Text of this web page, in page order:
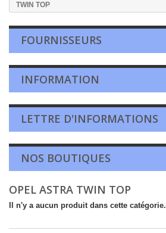
TWIN TOP
FOURNISSEURS
INFORMATION
LETTRE D'INFORMATIONS
NOS BOUTIQUES
OPEL ASTRA TWIN TOP
Il n'y a aucun produit dans cette catégorie.